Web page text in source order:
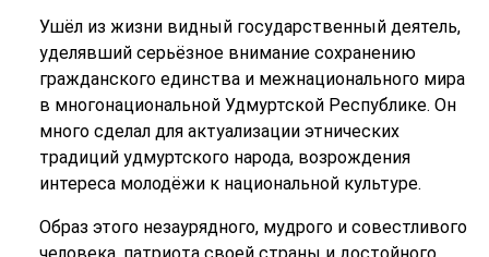
Ушёл из жизни видный государственный деятель,
уделявший серьёзное внимание сохранению
гражданского единства и межнационального мира
в многонациональной Удмуртской Республике. Он
много сделал для актуализации этнических
традиций удмуртского народа, возрождения
интереса молодёжи к национальной культуре.
Образ этого незаурядного, мудрого и совестливого